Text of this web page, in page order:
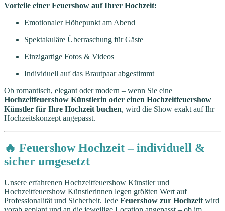
Vorteile einer Feuershow auf Ihrer Hochzeit:
Emotionaler Höhepunkt am Abend
Spektakuläre Überraschung für Gäste
Einzigartige Fotos & Videos
Individuell auf das Brautpaar abgestimmt
Ob romantisch, elegant oder modern – wenn Sie eine
Hochzeitfeuershow Künstlerin oder einen Hochzeitfeuershow
Künstler für Ihre Hochzeit buchen, wird die Show exakt auf Ihr
Hochzeitskonzept angepasst.
🔥 Feuershow Hochzeit – individuell &
sicher umgesetzt
Unsere erfahrenen Hochzeitfeuershow Künstler und
Hochzeitfeuershow Künstlerinnen legen größten Wert auf
Professionalität und Sicherheit. Jede Feuershow zur Hochzeit wird